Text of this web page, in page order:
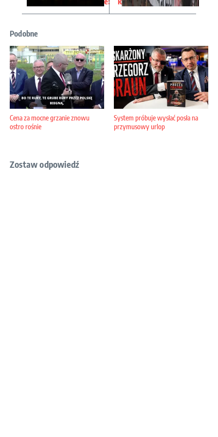
Podobne
Cena za mocne grzanie znowu
ostro rośnie
System próbuje wysłać posła na
przymusowy urlop
Zostaw odpowiedź